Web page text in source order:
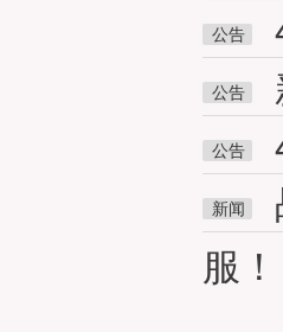
公告
公告
公告
新闻
服！